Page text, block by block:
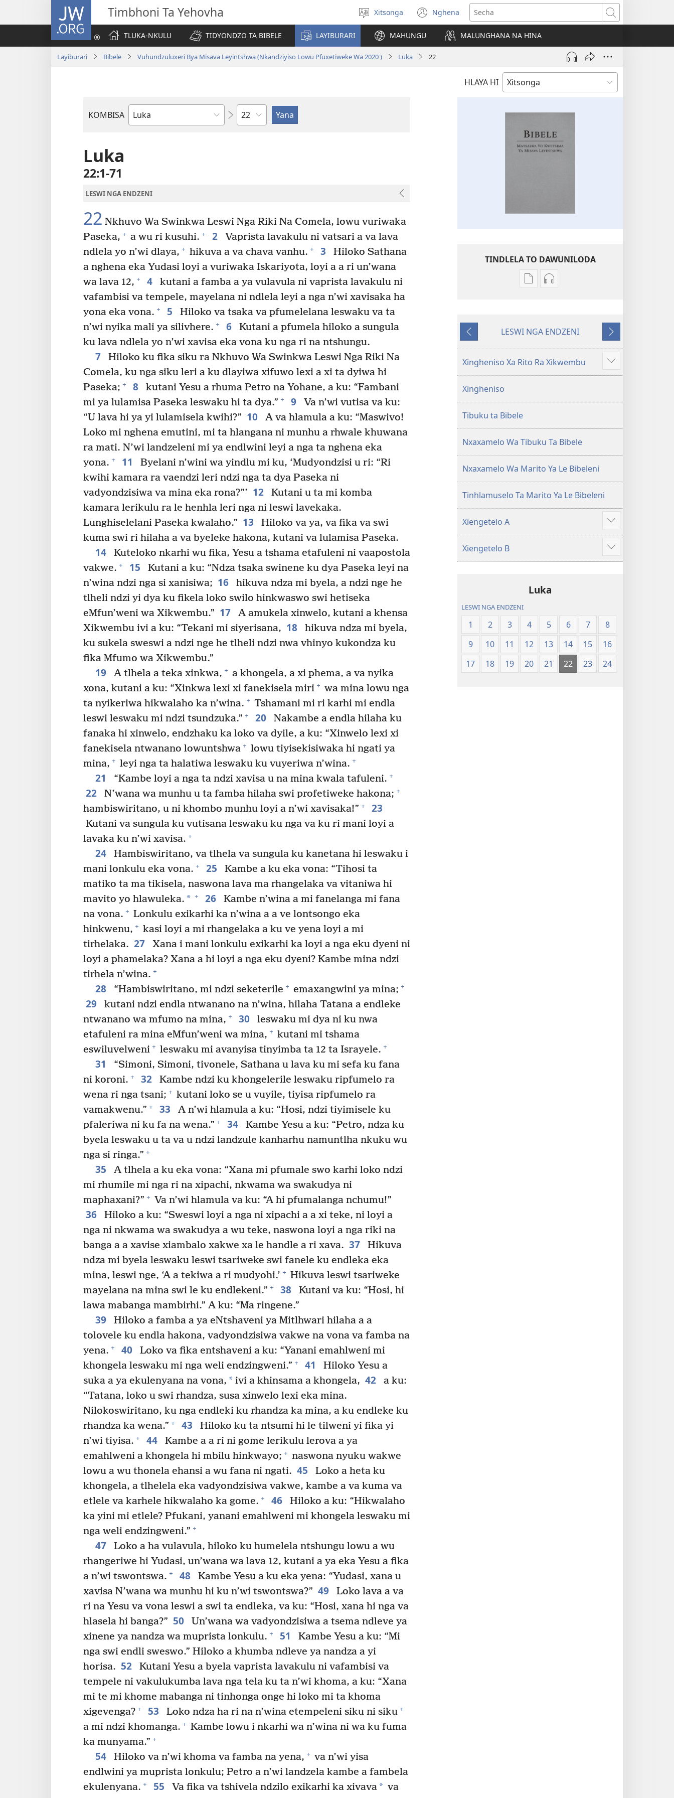
JW.ORG Timbhoni Ta Yehovha
Hlawula
ririmi
Xitsonga Nghena
(opens
new
window)
Secha
TLUKA-NKULU
TIDYONDZO TA BIBELE LAYIBURARI MAHUNGU MALUNGHANA NA HINA
Layiburari Bibele Vuhundzuluxeri Bya Misava Leyintshwa (Nkandziyiso Lowu Pfuxetiweke Wa 2020 ) Luka 22
HLAYA HI
KOMBISA
Bible
Ndzima
Luka
22:1-71
LESWI NGA ENDZENI
22 Nkhuvo Wa Swinkwa Leswi Nga Riki Na Comela, lowu vuriwaka
Paseka, + a wu ri kusuhi. + 2
Vaprista lavakulu ni vatsari a va lava
ndlela yo n’wi dlaya, + hikuva a va chava vanhu. + 3
Hiloko Sathana
a nghena eka Yudasi loyi a vuriwaka Iskariyota, loyi a a ri un’wana
wa lava 12, + 4
kutani a famba a ya vulavula ni vaprista lavakulu ni
vafambisi va tempele, mayelana ni ndlela leyi a nga n’wi xavisaka ha
yona eka vona. + 5
Hiloko va tsaka va pfumelelana leswaku va ta
n’wi nyika mali ya silivhere. + 6
Kutani a pfumela hiloko a sungula
ku lava ndlela yo n’wi xavisa eka vona ku nga ri na ntshungu.
7
Hiloko ku fika siku ra Nkhuvo Wa Swinkwa Leswi Nga Riki Na
Comela, ku nga siku leri a ku dlayiwa xifuwo lexi a xi ta dyiwa hi
Paseka; + 8
kutani Yesu a rhuma Petro na Yohane, a ku: “Fambani
mi ya lulamisa Paseka leswaku hi ta dya.” + 9
Va n’wi vutisa va ku:
“U lava hi ya yi lulamisela kwihi?” 10
A va hlamula a ku: “Maswivo!
Loko mi nghena emutini, mi ta hlangana ni munhu a rhwale khuwana
ra mati. N’wi landzeleni mi ya endlwini leyi a nga ta nghena eka
yona. + 11
Byelani n’wini wa yindlu mi ku, ‘Mudyondzisi u ri: “Ri
kwihi kamara ra vaendzi leri ndzi nga ta dya Paseka ni
vadyondzisiwa va mina eka rona?”’ 12
Kutani u ta mi komba
kamara lerikulu ra le henhla leri nga ni leswi lavekaka.
Lunghiselelani Paseka kwalaho.” 13
Hiloko va ya, va fika va swi
kuma swi ri hilaha a va byeleke hakona, kutani va lulamisa Paseka.
14
Kuteloko nkarhi wu fika, Yesu a tshama etafuleni ni vaapostola
vakwe. + 15
Kutani a ku: “Ndza tsaka swinene ku dya Paseka leyi na
n’wina ndzi nga si xanisiwa; 16
hikuva ndza mi byela, a ndzi nge he
tlheli ndzi yi dya ku fikela loko swilo hinkwaswo swi hetiseka
eMfun’weni wa Xikwembu.” 17
A amukela xinwelo, kutani a khensa
Xikwembu ivi a ku: “Tekani mi siyerisana, 18
hikuva ndza mi byela,
ku sukela sweswi a ndzi nge he tlheli ndzi nwa vhinyo kukondza ku
fika Mfumo wa Xikwembu.”
19 A tlhela a teka xinkwa, + a khongela, a xi phema, a va nyika
xona, kutani a ku: “Xinkwa lexi xi fanekisela miri + wa mina lowu nga
ta nyikeriwa hikwalaho ka n’wina. + Tshamani mi ri karhi mi endla
leswi leswaku mi ndzi tsundzuka.” + 20
Nakambe a endla hilaha ku
fanaka hi xinwelo, endzhaku ka loko va dyile, a ku: “Xinwelo lexi xi
fanekisela ntwanano lowuntshwa + lowu tiyisekisiwaka hi ngati ya
mina, + leyi nga ta halatiwa leswaku ku vuyeriwa n’wina. +
21 “Kambe loyi a nga ta ndzi xavisa u na mina kwala tafuleni. +
22 N’wana wa munhu u ta famba hilaha swi profetiweke hakona; +
hambiswiritano, u ni khombo munhu loyi a n’wi xavisaka!” + 23
Kutani va sungula ku vutisana leswaku ku nga va ku ri mani loyi a
lavaka ku n’wi xavisa. +
24
Hambiswiritano, va tlhela va sungula ku kanetana hi leswaku i
mani lonkulu eka vona. + 25
Kambe a ku eka vona: “Tihosi ta
matiko ta ma tikisela, naswona lava ma rhangelaka va vitaniwa hi
mavito yo hlawuleka. * + 26
Kambe n’wina a mi fanelanga mi fana
na vona. + Lonkulu exikarhi ka n’wina a a ve lontsongo eka
hinkwenu, + kasi loyi a mi rhangelaka a ku ve yena loyi a mi
tirhelaka. 27
Xana i mani lonkulu exikarhi ka loyi a nga eku dyeni ni
loyi a phamelaka? Xana a hi loyi a nga eku dyeni? Kambe mina ndzi
tirhela n’wina. +
28 “Hambiswiritano, mi ndzi seketerile + emaxangwini ya mina; +
29
kutani ndzi endla ntwanano na n’wina, hilaha Tatana a endleke
ntwanano wa mfumo na mina, + 30
leswaku mi dya ni ku nwa
etafuleni ra mina eMfun’weni wa mina, + kutani mi tshama
eswiluvelweni + leswaku mi avanyisa tinyimba ta 12 ta Israyele. +
31
“Simoni, Simoni, tivonele, Sathana u lava ku mi sefa ku fana
ni koroni. + 32
Kambe ndzi ku khongelerile leswaku ripfumelo ra
wena ri nga tsani; + kutani loko se u vuyile, tiyisa ripfumelo ra
vamakwenu.” + 33
A n’wi hlamula a ku: “Hosi, ndzi tiyimisele ku
pfaleriwa ni ku fa na wena.” + 34
Kambe Yesu a ku: “Petro, ndza ku
byela leswaku u ta va u ndzi landzule kanharhu namuntlha nkuku wu
nga si ringa.” +
35
A tlhela a ku eka vona: “Xana mi pfumale swo karhi loko ndzi
mi rhumile mi nga ri na xipachi, nkwama wa swakudya ni
maphaxani?” + Va n’wi hlamula va ku: “A hi pfumalanga nchumu!”
36
Hiloko a ku: “Sweswi loyi a nga ni xipachi a a xi teke, ni loyi a
nga ni nkwama wa swakudya a wu teke, naswona loyi a nga riki na
banga a a xavise xiambalo xakwe xa le handle a ri xava. 37
Hikuva
ndza mi byela leswaku leswi tsariweke swi fanele ku endleka eka
mina, leswi nge, ‘A a tekiwa a ri mudyohi.’ + Hikuva leswi tsariweke
mayelana na mina swi le ku endlekeni.” + 38
Kutani va ku: “Hosi, hi
lawa mabanga mambirhi.” A ku: “Ma ringene.”
39
Hiloko a famba a ya eNtshaveni ya Mitlhwari hilaha a a
tolovele ku endla hakona, vadyondzisiwa vakwe na vona va famba na
yena. + 40
Loko va fika entshaveni a ku: “Yanani emahlweni mi
khongela leswaku mi nga weli endzingweni.” + 41
Hiloko Yesu a
suka a ya ekulenyana na vona, * ivi a khinsama a khongela, 42
a ku:
“Tatana, loko u swi rhandza, susa xinwelo lexi eka mina.
Nilokoswiritano, ku nga endleki ku rhandza ka mina, a ku endleke ku
rhandza ka wena.” + 43
Hiloko ku ta ntsumi hi le tilweni yi fika yi
n’wi tiyisa. + 44
Kambe a a ri ni gome lerikulu lerova a ya
emahlweni a khongela hi mbilu hinkwayo; + naswona nyuku wakwe
lowu a wu thonela ehansi a wu fana ni ngati. 45
Loko a heta ku
khongela, a tlhelela eka vadyondzisiwa vakwe, kambe a va kuma va
etlele va karhele hikwalaho ka gome. + 46
Hiloko a ku: “Hikwalaho
ka yini mi etlele? Pfukani, yanani emahlweni mi khongela leswaku mi
nga weli endzingweni.” +
47
Loko a ha vulavula, hiloko ku humelela ntshungu lowu a wu
rhangeriwe hi Yudasi, un’wana wa lava 12, kutani a ya eka Yesu a fika
a n’wi tswontswa. + 48
Kambe Yesu a ku eka yena: “Yudasi, xana u
xavisa N’wana wa munhu hi ku n’wi tswontswa?” 49
Loko lava a va
ri na Yesu va vona leswi a swi ta endleka, va ku: “Hosi, xana hi nga va
hlasela hi banga?” 50
Un’wana wa vadyondzisiwa a tsema ndleve ya
xinene ya nandza wa muprista lonkulu. + 51
Kambe Yesu a ku: “Mi
nga swi endli sweswo.” Hiloko a khumba ndleve ya nandza a yi
horisa. 52
Kutani Yesu a byela vaprista lavakulu ni vafambisi va
tempele ni vakulukumba lava nga tela ku ta n’wi khoma, a ku: “Xana
mi te mi khome mabanga ni tinhonga onge hi loko mi ta khoma
xigevenga? + 53 Loko ndza ha ri na n’wina etempeleni siku ni siku +
a mi ndzi khomanga. + Kambe lowu i nkarhi wa n’wina ni wa ku fuma
ka munyama.” +
54 Hiloko va n’wi khoma va famba na yena, + va n’wi yisa
endlwini ya muprista lonkulu; Petro a n’wi landzela kambe a fambela
ekulenyana. + 55 Va fika va tshivela ndzilo exikarhi ka xivava* va
TINDLELA TO DAWUNILODA
Tindlela
ya
Bibele
—
Kwetsima
Misava
Leyintshwa
(Leyi
pfuxetiweke
Tindlela
rhekhodiweke
—
Matsalwa
Ya
Leyintshwa
(Leyi
pfuxetiweke
hi
LESWI
HUNDZEKE
LESWI NGA ENDZENI
LESWI
LANDZELAKA
Xingheniso Xa Rito Ra Xikwembu
Show
more
Xingheniso
Tibuku ta Bibele
Nxaxamelo Wa Tibuku Ta Bibele
Nxaxamelo Wa Marito Ya Le Bibeleni
Tinhlamuselo Ta Marito Ya Le Bibeleni
Xiengetelo A
Show
more
Xiengetelo B
Show
more
Luka
LESWI NGA ENDZENI
1 2 3 4 5 6 7
8
9
10 11 12 13 14 15
16
17
18 19 20 21 22 23 24